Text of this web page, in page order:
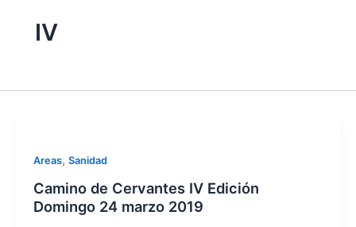
IV
Areas, Sanidad
Camino de Cervantes IV Edición
Domingo 24 marzo 2019